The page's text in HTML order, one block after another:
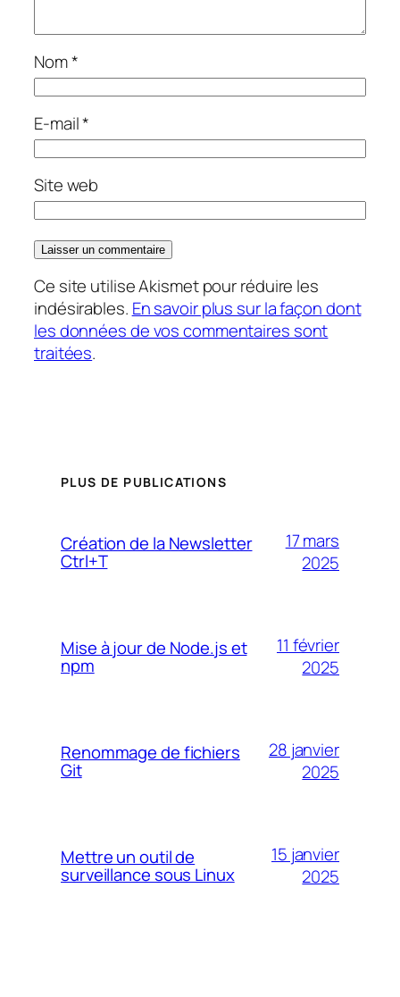
Nom*
E-mail*
Site web
Ce site utilise Akismet pour réduire les
indésirables. En savoir plus sur la façon dont
les données de vos commentaires sont
traitées.
PLUS DE PUBLICATIONS
Création de la Newsletter
Ctrl+T
17 mars
2025
Mise à jour de Node.js et
npm
11 février
2025
Renommage de fichiers
Git
28 janvier
2025
Mettre un outil de
surveillance sous Linux
15 janvier
2025